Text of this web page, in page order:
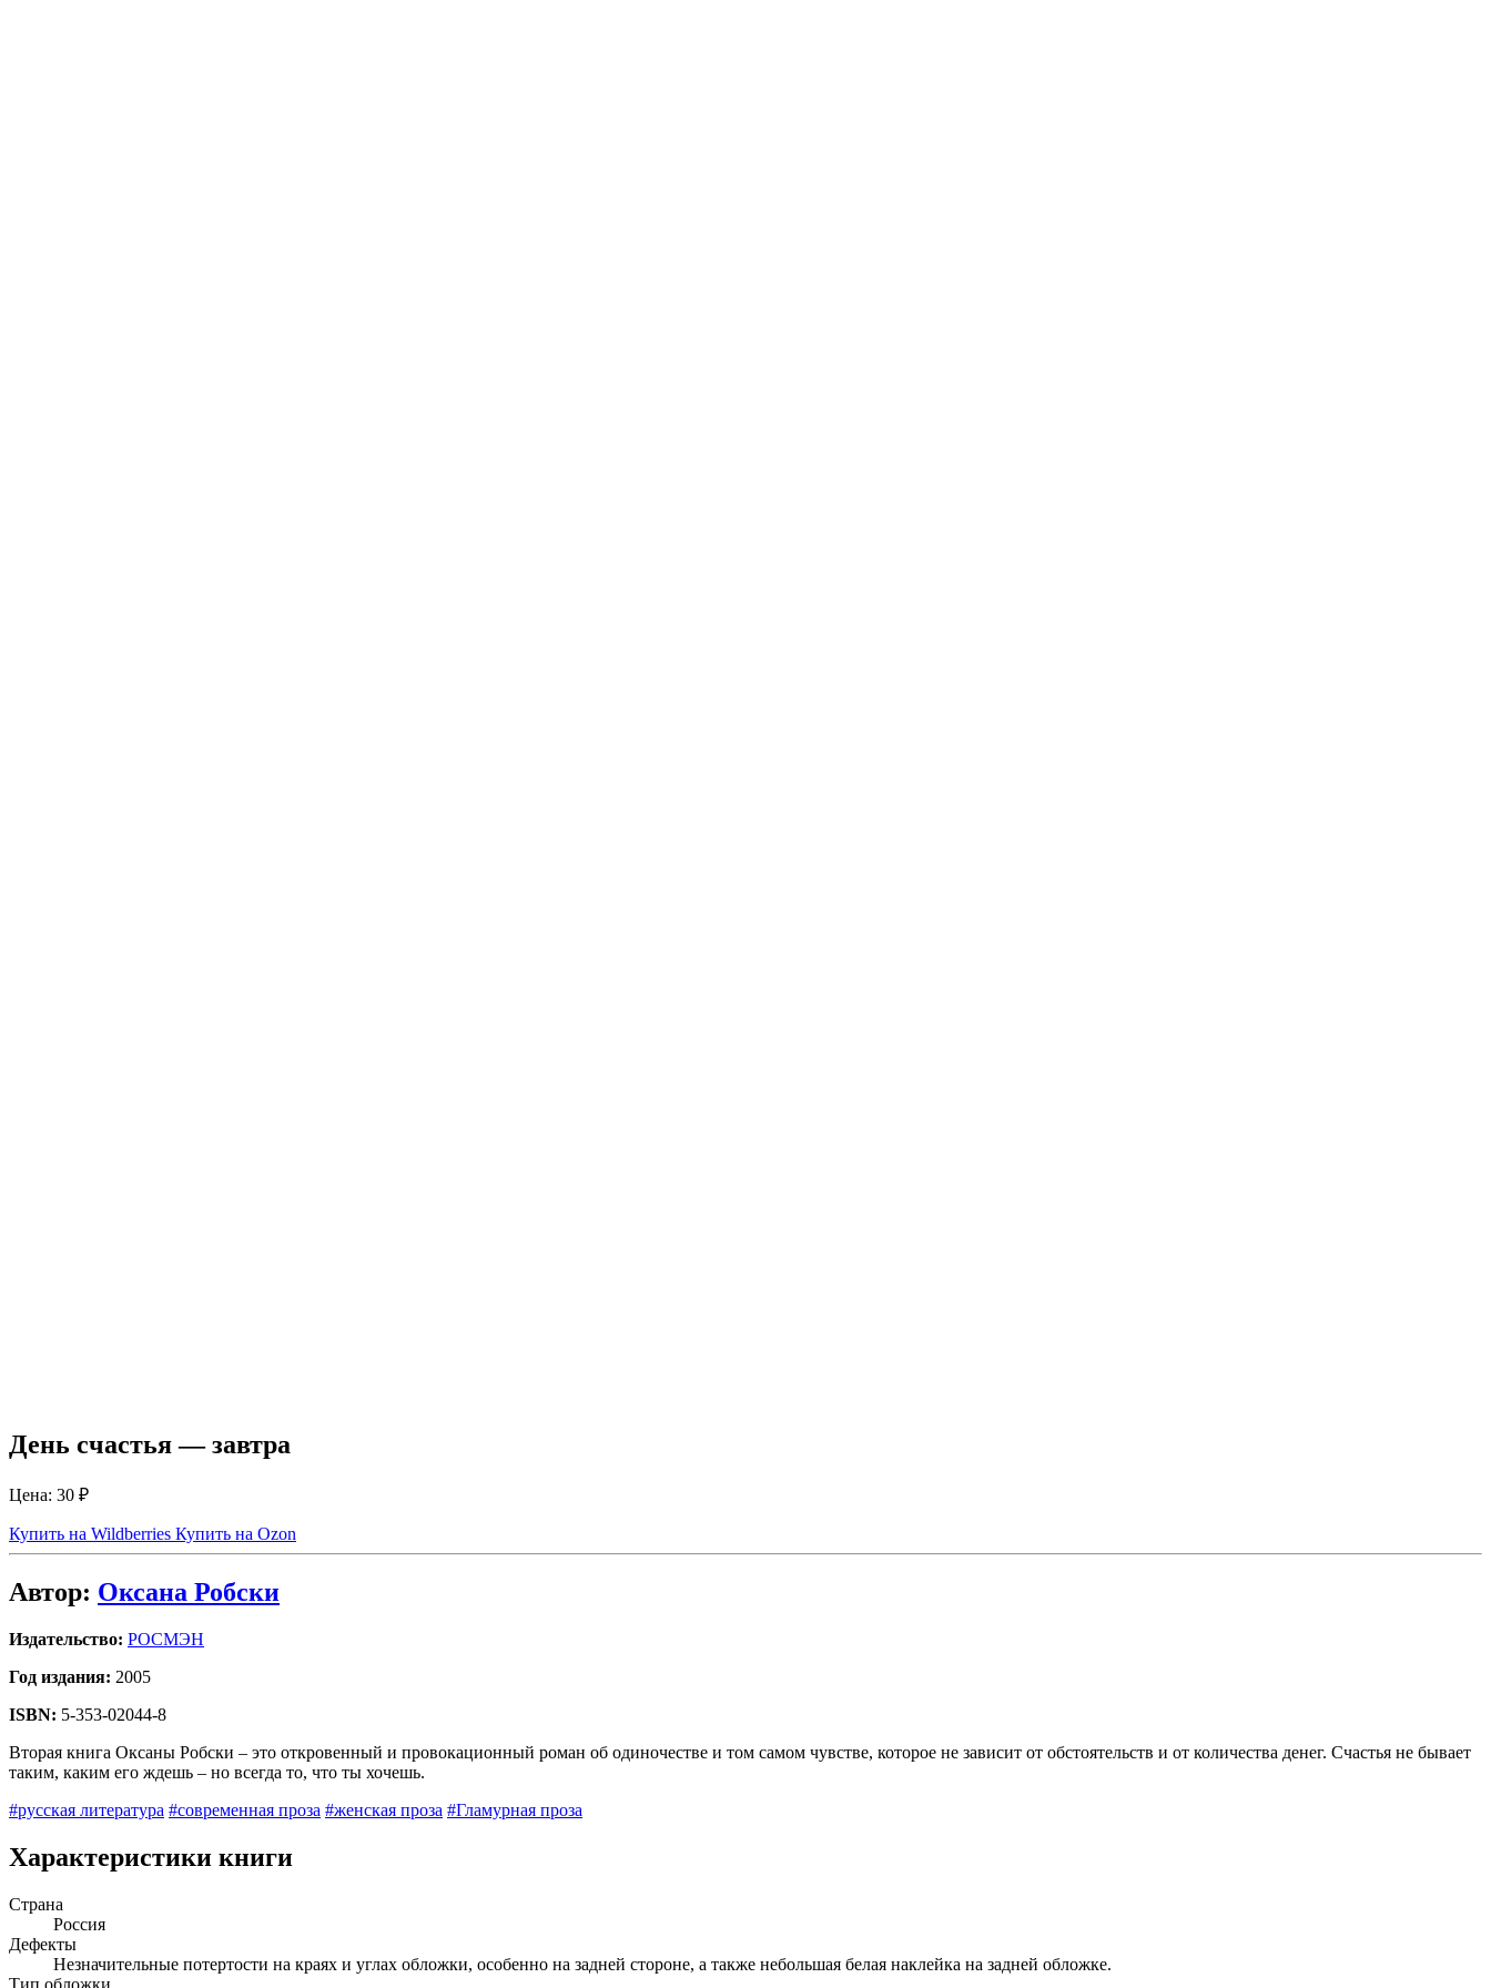
День счастья — завтра
Цена: 30 ₽
Купить на Wildberries Купить на Ozon
Автор: Оксана Робски
Издательство: РОСМЭН
Год издания: 2005
ISBN: 5-353-02044-8
Вторая книга Оксаны Робски – это откровенный и провокационный роман об одиночестве и том самом чувстве, которое не зависит от обстоятельств и от количества денег. Счастья не бывает
таким, каким его ждешь – но всегда то, что ты хочешь.
#русская литература #современная проза #женская проза #Гламурная проза
Характеристики книги
Страна
Россия
Дефекты
Незначительные потертости на краях и углах обложки, особенно на задней стороне, а также небольшая белая наклейка на задней обложке.
Тип обложки